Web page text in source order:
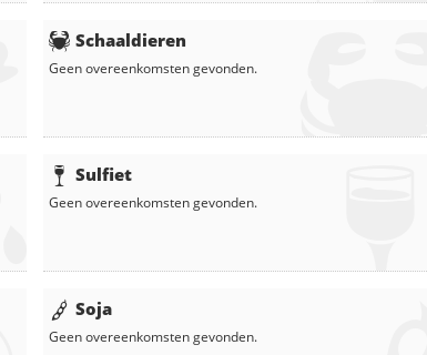
Schaaldieren
Geen overeenkomsten gevonden.
Sulfiet
Geen overeenkomsten gevonden.
Soja
Geen overeenkomsten gevonden.